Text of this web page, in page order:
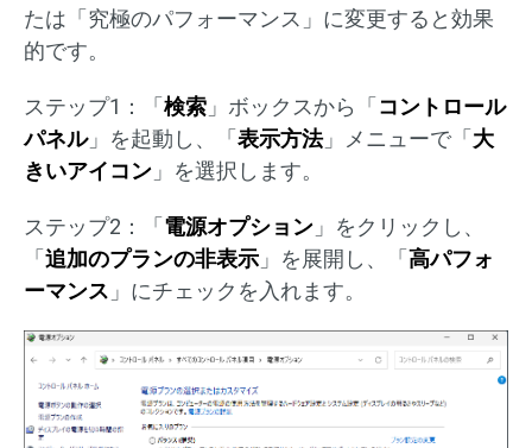
たは「究極のパフォーマンス」に変更すると効果
的です。
ステップ1：「 検索 」ボックスから「 コントロール
パネル」を起動し、「 表示方法」メニューで「 大
きいアイコン 」を選択します。
ステップ2：「 電源オプション 」をクリックし、
「 追加のプランの非表示 」を展開し、「 高パフォ
ーマンス 」にチェックを入れます。